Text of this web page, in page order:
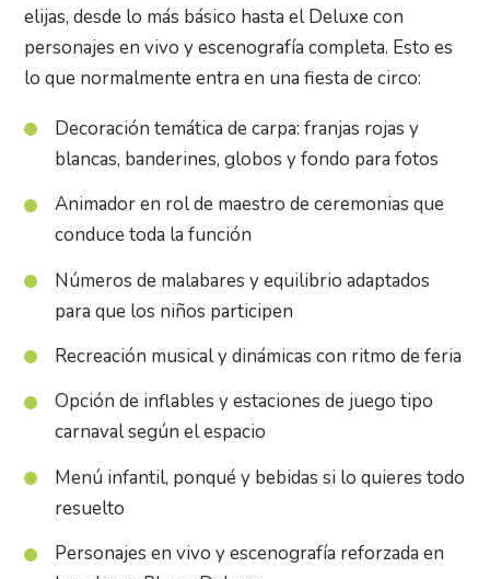
elijas, desde lo más básico hasta el Deluxe con
personajes en vivo y escenografía completa. Esto es
lo que normalmente entra en una fiesta de circo:
Decoración temática de carpa: franjas rojas y
blancas, banderines, globos y fondo para fotos
Animador en rol de maestro de ceremonias que
conduce toda la función
Números de malabares y equilibrio adaptados
para que los niños participen
Recreación musical y dinámicas con ritmo de feria
Opción de inflables y estaciones de juego tipo
carnaval según el espacio
Menú infantil, ponqué y bebidas si lo quieres todo
resuelto
Personajes en vivo y escenografía reforzada en